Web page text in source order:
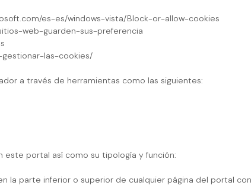
es-es/windows-vista/Block-or-allow-cookies
web-guarden-sus-preferencia
gestionar-las-cookies/
a través de herramientas como las siguientes:
este portal así como su tipología y función:
la parte inferior o superior de cualquier página del portal